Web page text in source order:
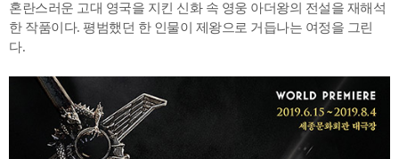
혼란스러운 고대 영국을 지킨 신화 속 영웅 아더왕의 전설을 재해석
한 작품이다. 평범했던 한 인물이 제왕으로 거듭나는 여정을 그린
다.